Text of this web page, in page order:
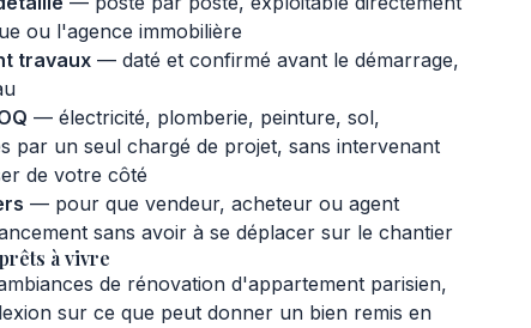
ou l'agence immobilière
travaux — daté et confirmé avant le démarrage,
— électricité, plomberie, peinture, sol,
par un seul chargé de projet, sans intervenant
de votre côté
— pour que vendeur, acheteur ou agent
sans avoir à se déplacer sur le chantier
à vivre
de rénovation d'appartement parisien,
sur ce que peut donner un bien remis en